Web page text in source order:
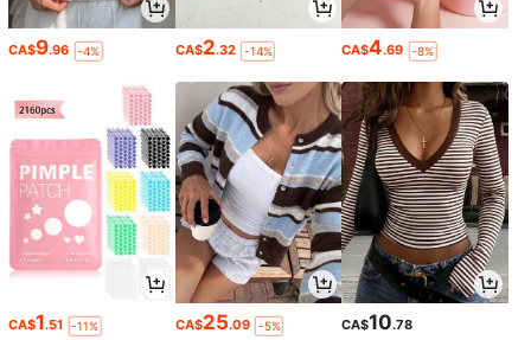
CA$9.96 -4% CA$2.32 -14% CA$4.69 -8%
CA$1.51 -11% CA$25.09 -5% CA$10.78